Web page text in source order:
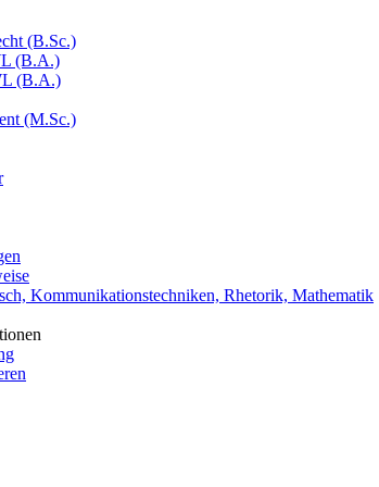
(B.Sc.)
(B.A.)
(B.A.)
(M.Sc.)
Kommunikationstechniken, Rhetorik, Mathematik